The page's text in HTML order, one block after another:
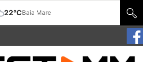
22°CBaia Mare